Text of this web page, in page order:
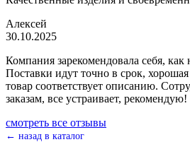
Алексей
30.10.2025
Компания зарекомендовала себя,
Поставки идут точно в срок,
товар соответствует описанию.
заказам, все устраивает, рекомендую!
смотреть все отзывы
← назад в каталог